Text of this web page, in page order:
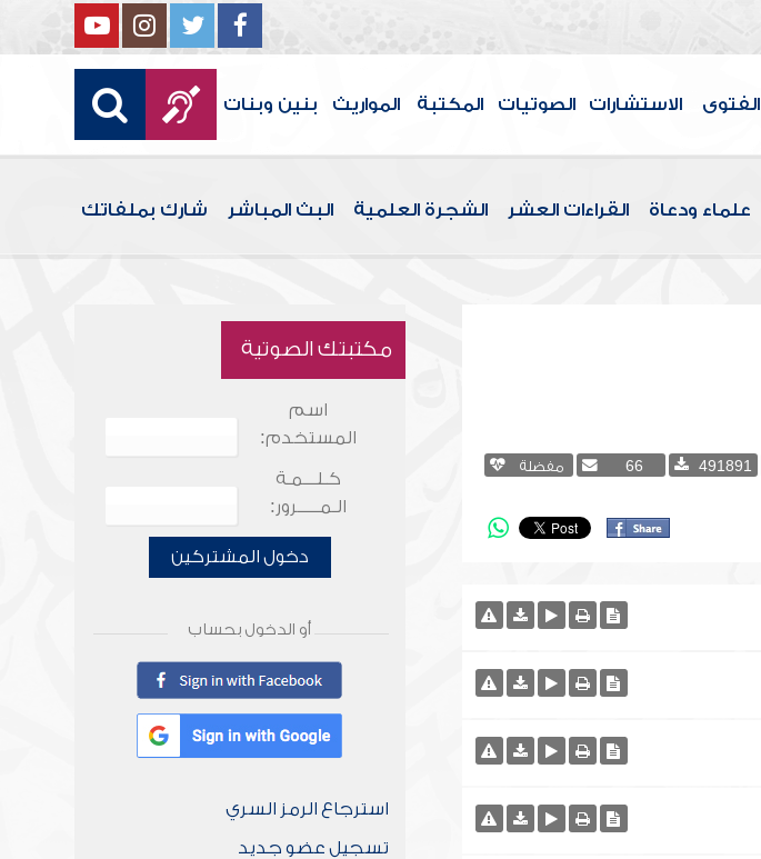
الفتوى الاستشارات الصوتيات المكتبة المواريث بنين وبنات
علماء ودعاة القراءات العشر الشجرة العلمية البث المباشر شارك بملفاتك
491891
66 مفضلة
مكتبتك الصوتية
اسم
المستخدم:
كـلـــمـة
الـمـــــرور:
دخول المشتركين
أو الدخول بحساب
استرجاع الرمز السري
تسجيل عضو جديد